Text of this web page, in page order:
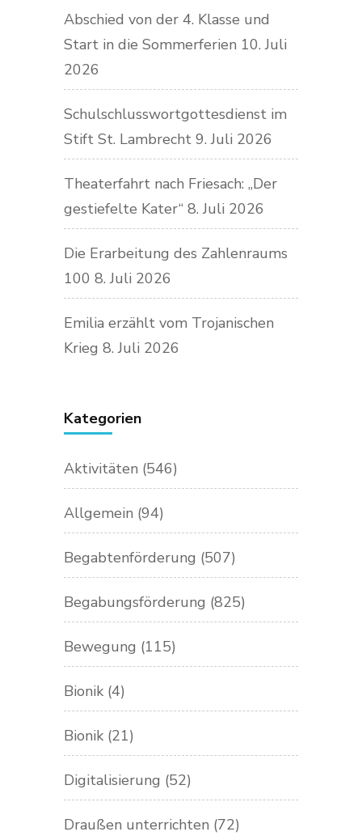
Abschied von der 4. Klasse und
Start in die Sommerferien 10. Juli
2026
Schulschlusswortgottesdienst im
Stift St. Lambrecht 9. Juli 2026
Theaterfahrt nach Friesach: „Der
gestiefelte Kater“ 8. Juli 2026
Die Erarbeitung des Zahlenraums
100 8. Juli 2026
Emilia erzählt vom Trojanischen
Krieg 8. Juli 2026
Kategorien
Aktivitäten (546)
Allgemein (94)
Begabtenförderung (507)
Begabungsförderung (825)
Bewegung (115)
Bionik (4)
Bionik (21)
Digitalisierung (52)
Draußen unterrichten (72)